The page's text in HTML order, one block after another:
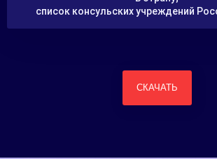
список консульских учреждений